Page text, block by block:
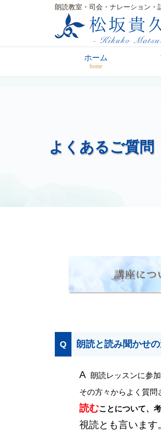
朗読教室・司会・ナレーション
ホーム
home
よくあるご質問
Q 朗読と読み聞かせ
A 朗読レッスンに参
その方々からよく質問
読むことについて、
視読とも言います